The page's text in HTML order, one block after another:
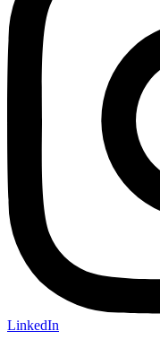
LinkedIn